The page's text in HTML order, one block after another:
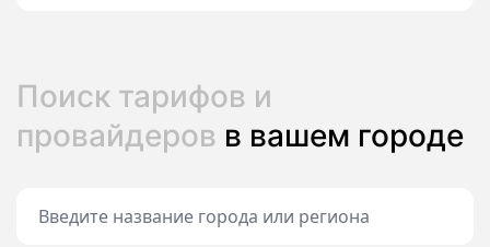
Поиск тарифов и
провайдеров в вашем городе